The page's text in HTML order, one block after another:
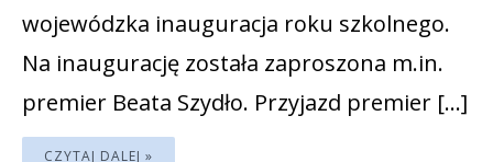
wojewódzka inauguracja roku szkolnego.
Na inaugurację została zaproszona m.in.
premier Beata Szydło. Przyjazd premier […]
CZYTAJ DALEJ »